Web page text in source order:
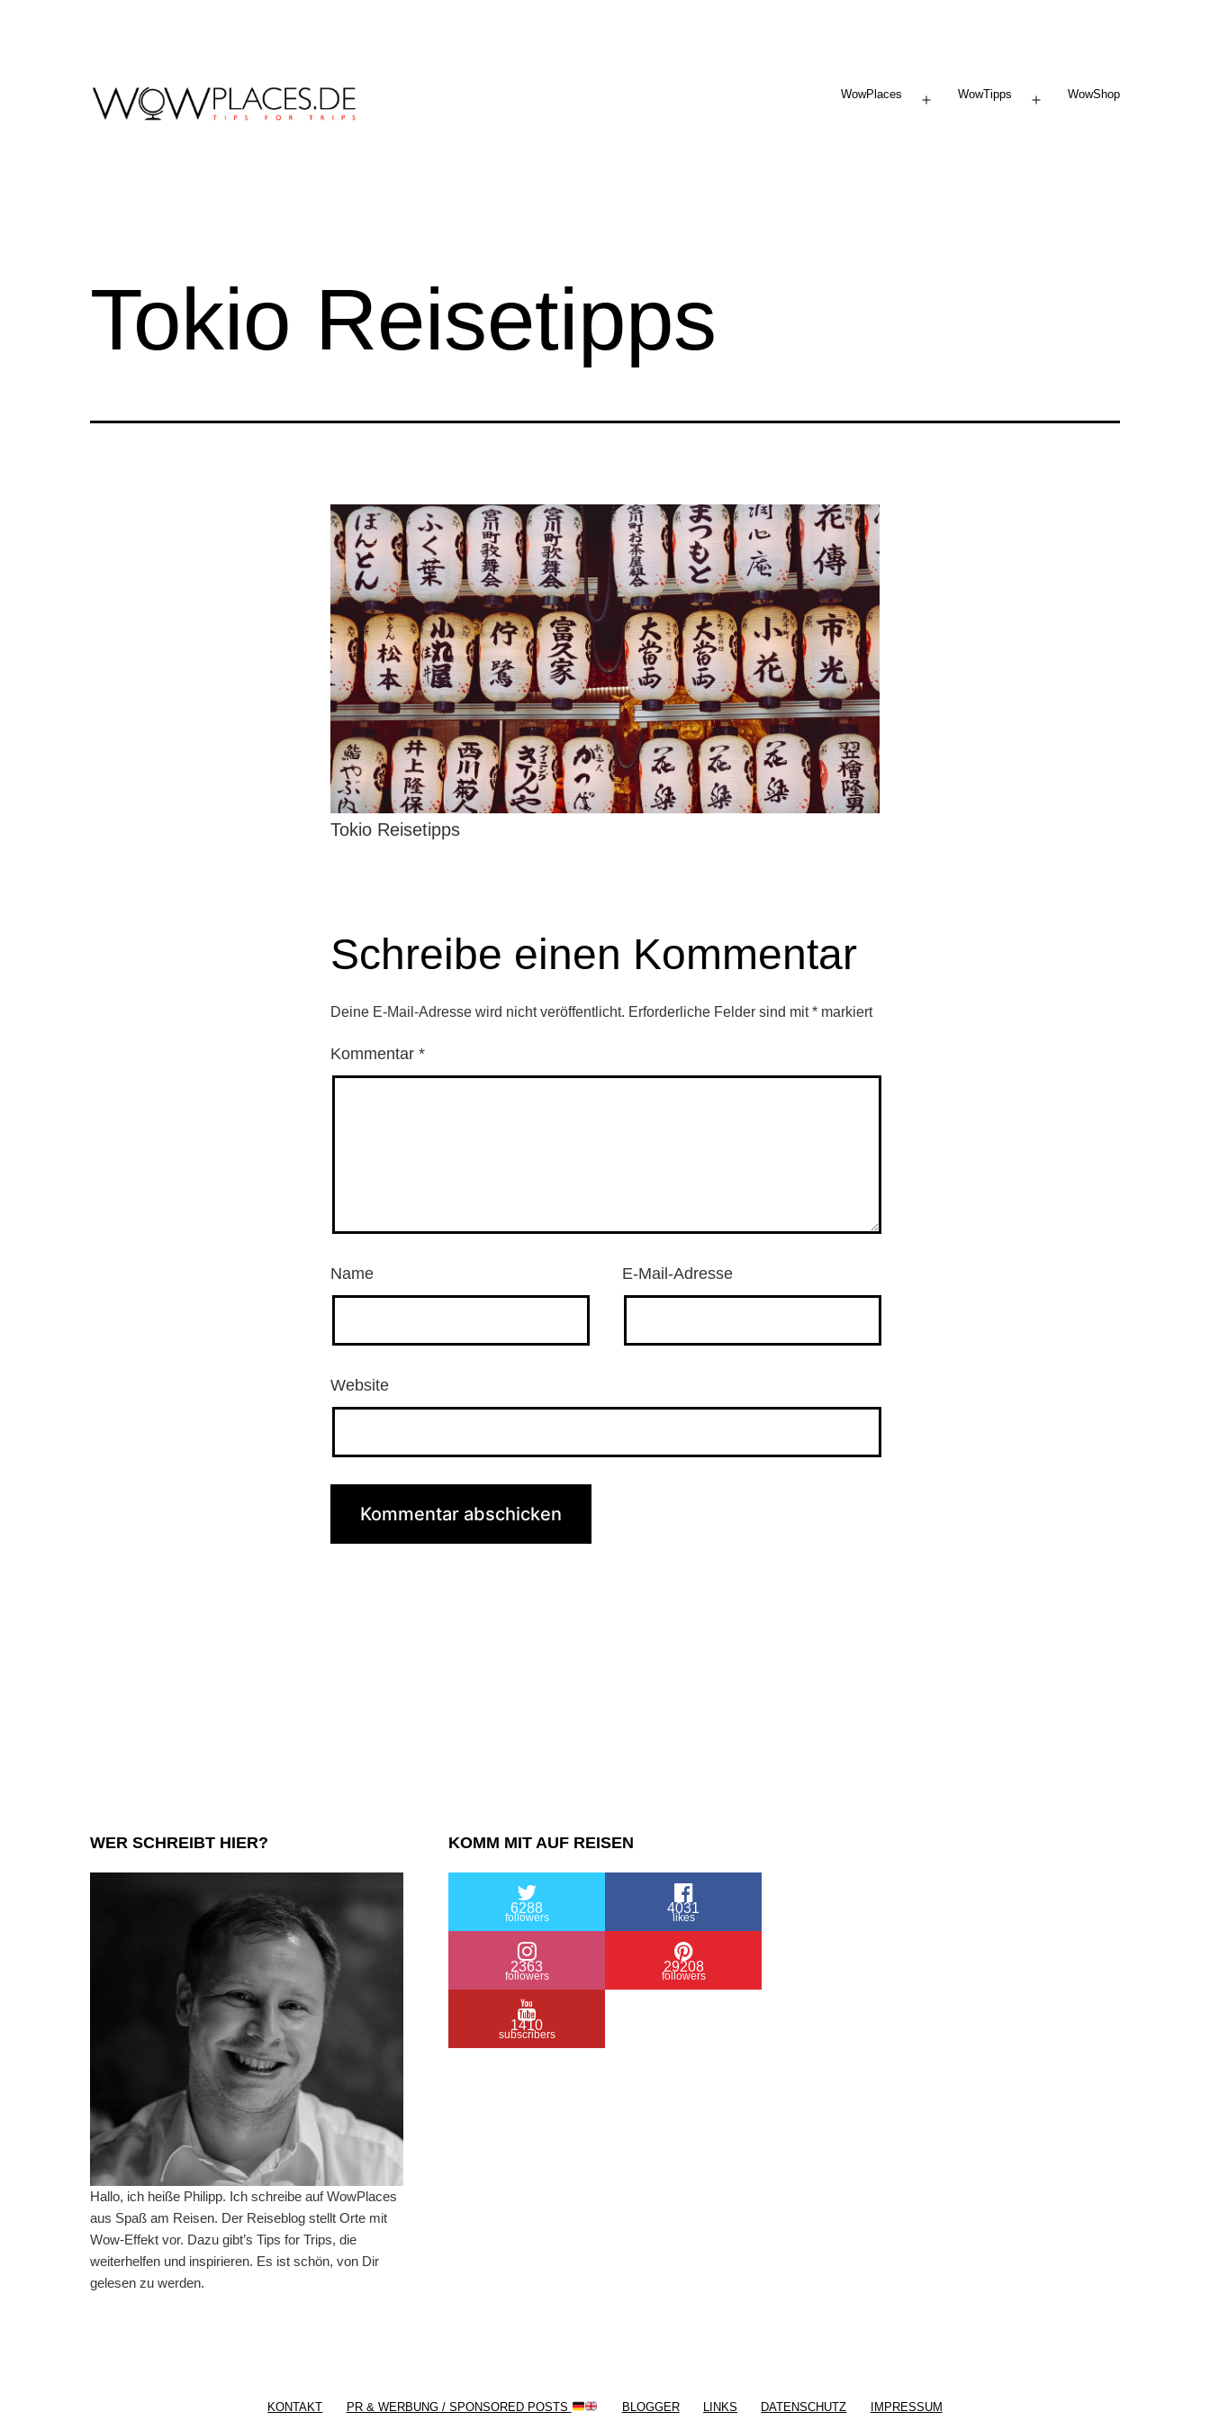
WowPlaces WowTipps WowShop
Tokio Reisetipps
Tokio Reisetipps
Schreibe einen Kommentar
Deine E-Mail-Adresse wird nicht veröffentlicht. Erforderliche Felder sind mit* markiert
Kommentar *
Name E-Mail-Adresse
Website
WER SCHREIBT HIER?
Hallo, ich heiße Philipp. Ich schreibe auf WowPlaces
aus Spaß am Reisen. Der Reiseblog stellt Orte mit
Wow-Effekt vor. Dazu gibt’s Tips for Trips, die
weiterhelfen und inspirieren. Es ist schön, von Dir
gelesen zu werden.
KOMM MIT AUF REISEN
6288
followers
4031
likes
2363
followers
29208
followers
1410
subscribers
KONTAKT PR & WERBUNG / SPONSORED POSTS BLOGGER LINKS DATENSCHUTZ IMPRESSUM